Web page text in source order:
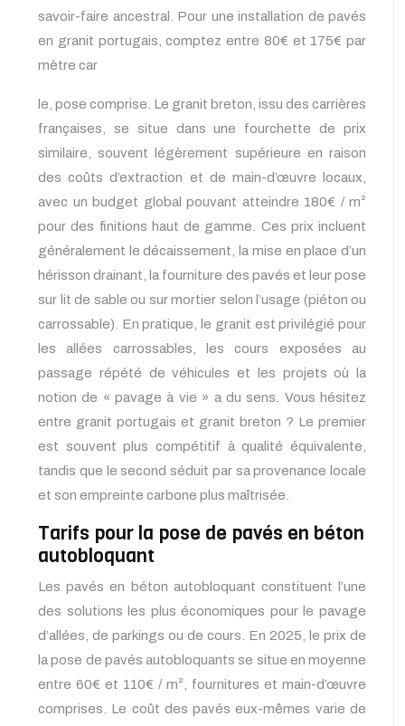
savoir-faire ancestral. Pour une installation de pavés
en granit portugais, comptez entre 80€ et 175€ par
mètre car
le, pose comprise. Le granit breton, issu des carrières
françaises, se situe dans une fourchette de prix
similaire, souvent légèrement supérieure en raison
des coûts d’extraction et de main-d’œuvre locaux,
avec un budget global pouvant atteindre 180€ / m²
pour des finitions haut de gamme. Ces prix incluent
généralement le décaissement, la mise en place d’un
hérisson drainant, la fourniture des pavés et leur pose
sur lit de sable ou sur mortier selon l’usage (piéton ou
carrossable). En pratique, le granit est privilégié pour
les allées carrossables, les cours exposées au
passage répété de véhicules et les projets où la
notion de « pavage à vie » a du sens. Vous hésitez
entre granit portugais et granit breton ? Le premier
est souvent plus compétitif à qualité équivalente,
tandis que le second séduit par sa provenance locale
et son empreinte carbone plus maîtrisée.
Tarifs pour la pose de pavés en béton
autobloquant
Les pavés en béton autobloquant constituent l’une
des solutions les plus économiques pour le pavage
d’allées, de parkings ou de cours. En 2025, le prix de
la pose de pavés autobloquants se situe en moyenne
entre 60€ et 110€ / m², fournitures et main-d’œuvre
comprises. Le coût des pavés eux-mêmes varie de